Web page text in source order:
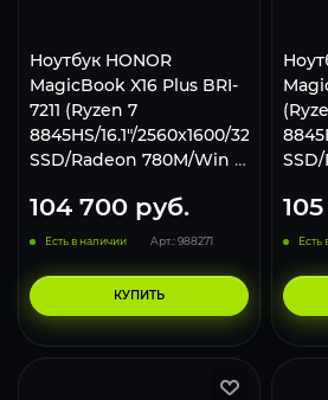
Ноутбук HONOR
MagicBook X16 Plus BRI-
7211 (Ryzen 7
8845HS/16.1"/2560x1600/32Gb/1Tb
SSD/Radeon 780M/Win 11
104 700 руб.
Есть в наличии Арт.: 988271
КУПИТЬ
Есть